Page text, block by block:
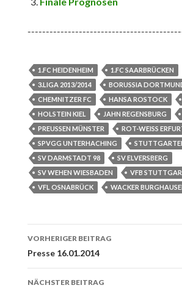
1.FC HEIDENHEIM
1.FC SAARBRÜCKEN
3.LIGA 2013/2014
BORUSSIA
CHEMNITZER FC
HANSA ROSTOCK
HOLSTEIN KIEL
JAHN REGENSBURG
PREUSSEN MÜNSTER
ROT-WEISS ERFURT
SPVGG UNTERHACHING
SV DARMSTADT 98
SV ELVERSBERG
SV WEHEN WIESBADEN
VFB
VFL OSNABRÜCK
WACKER
Beitrags-
Navigation
VORHERIGER BEITRAG
Presse 16.01.2014
NÄCHSTER BEITRAG